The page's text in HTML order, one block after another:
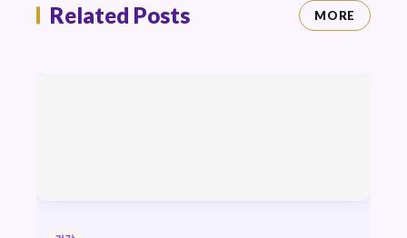
Related Posts MORE